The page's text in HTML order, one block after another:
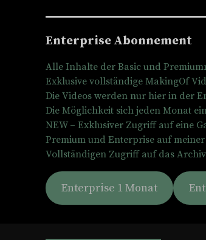
Enterprise Abonnement
Alle Inhalte der Basic und
Exklusive vollständige MakingOf
Die Videos werden nur hier in der
Die Möglichkeit sich jeden Monat
NEW – Exklusiver Zugriff auf eine
Premium und Enterprise auf
Vollständigen Zugriff auf das
Enterprise 1 Monat